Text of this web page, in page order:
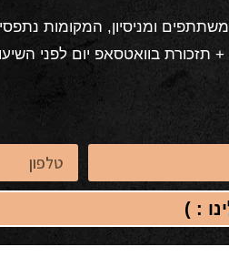
בוואטסאפ יום לפני
: )